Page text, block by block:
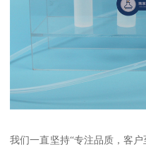
我们一直坚持“专注品质，客